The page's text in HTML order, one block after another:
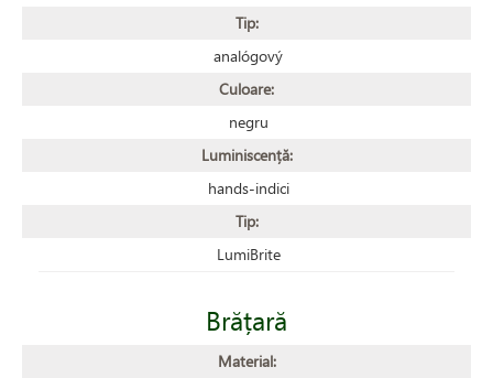
Tip:
analógový
Culoare:
negru
Luminiscență:
hands-indici
Tip:
LumiBrite
Brățară
Material: